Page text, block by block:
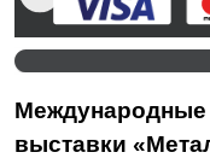
Международные
выставки